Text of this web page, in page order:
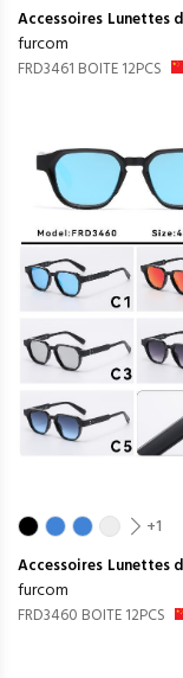
Accessoires Lunettes
furcom
FRD3461 BOITE 12PCS
+1
Accessoires Lunettes
furcom
FRD3460 BOITE 12PCS